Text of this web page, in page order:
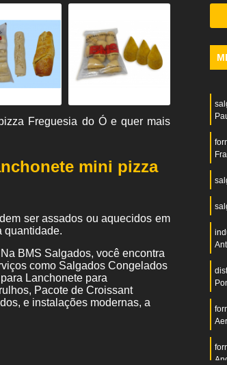
Freguesia do Ó e quer mais
mini pizza
ser assados ou aquecidos em
quantidade.
BMS Salgados, você encontra
como Salgados Congelados
Lanchonete para
Pacote de Croissant
e instalações modernas, a